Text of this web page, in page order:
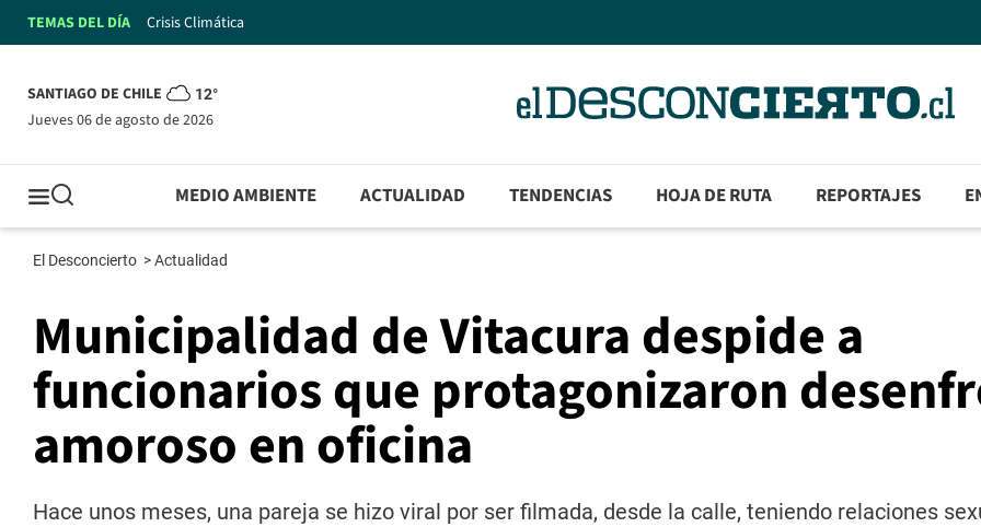
TEMAS DEL DÍA Crisis Climática
SANTIAGO DE CHILE 12°
jueves 06 de agosto de 2026
MEDIO AMBIENTE ACTUALIDAD TENDENCIAS HOJA DE RUTA REPORTAJES
El Desconcierto >Actualidad
Municipalidad de Vitacura despide a
funcionarios que protagonizaron
amoroso en oficina
Hace unos meses, una pareja se hizo viral por ser filmada, desde la calle, teniendo relaciones